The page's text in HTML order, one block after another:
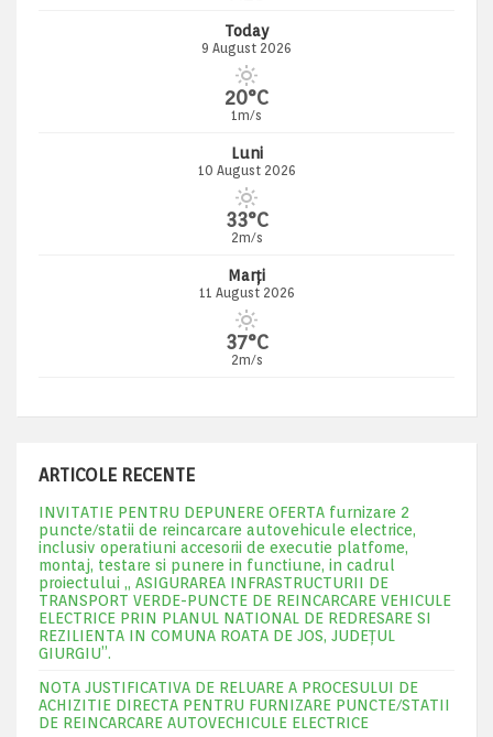
Today
9 August 2026
20°C
1m/s
Luni
10 August 2026
33°C
2m/s
Marți
11 August 2026
37°C
2m/s
ARTICOLE RECENTE
INVITATIE PENTRU DEPUNERE OFERTA furnizare 2
puncte/statii de reincarcare autovehicule electrice,
inclusiv operatiuni accesorii de executie platfome,
montaj, testare si punere in functiune, in cadrul
proiectului „ ASIGURAREA INFRASTRUCTURII DE
TRANSPORT VERDE-PUNCTE DE REINCARCARE VEHICULE
ELECTRICE PRIN PLANUL NATIONAL DE REDRESARE SI
REZILIENTA IN COMUNA ROATA DE JOS, JUDEŢUL
GIURGIU”.
NOTA JUSTIFICATIVA DE RELUARE A PROCESULUI DE
ACHIZITIE DIRECTA PENTRU FURNIZARE PUNCTE/STATII
DE REINCARCARE AUTOVECHICULE ELECTRICE